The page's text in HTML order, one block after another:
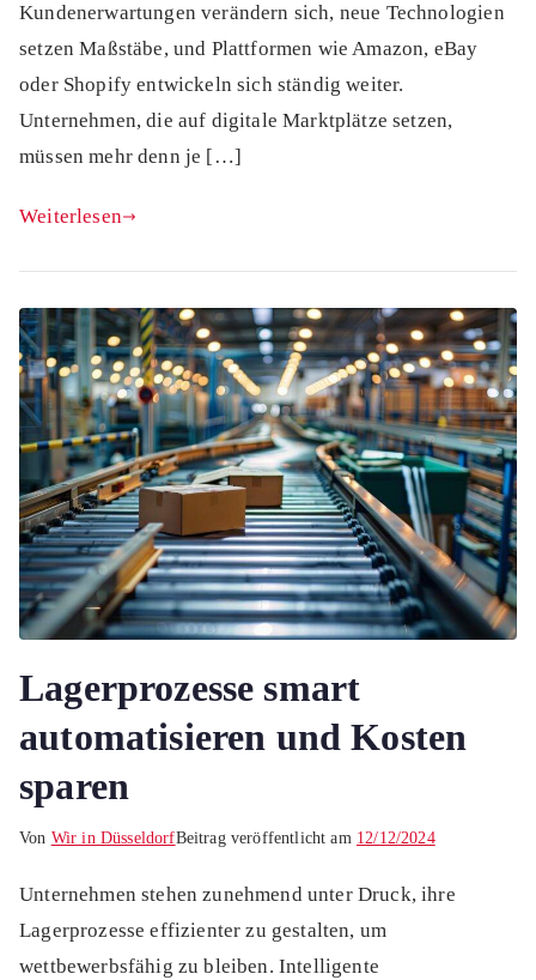
Kundenerwartungen verändern sich, neue Technologien
setzen Maßstäbe, und Plattformen wie Amazon, eBay
oder Shopify entwickeln sich ständig weiter.
Unternehmen, die auf digitale Marktplätze setzen,
müssen mehr denn je […]
Weiterlesen
Lagerprozesse smart
automatisieren und Kosten
sparen
Von Wir in DüsseldorfBeitrag veröffentlicht am 12/12/2024
Unternehmen stehen zunehmend unter Druck, ihre
Lagerprozesse effizienter zu gestalten, um
wettbewerbsfähig zu bleiben. Intelligente